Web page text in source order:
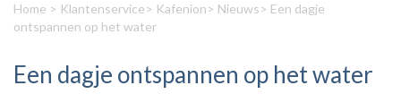
Home > Klantenservice> Kafenion> Nieuws> Een dagje
ontspannen op het water
Een dagje ontspannen op het water